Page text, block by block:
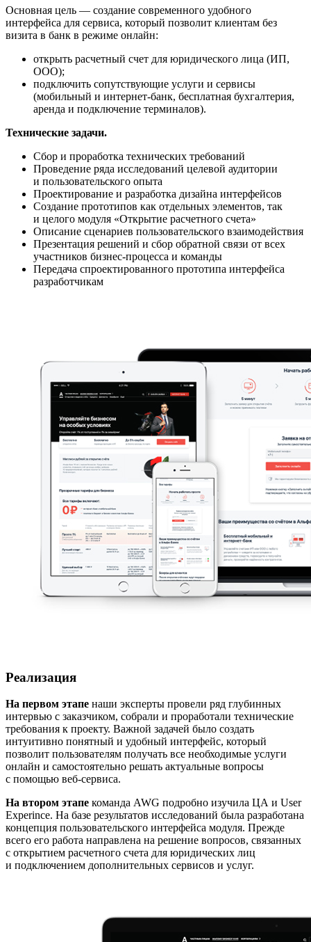
Основная цель — создание современного удобного
интерфейса для сервиса, который позволит клиентам без
визита в банк в режиме онлайн:
открыть расчетный счет для юридического лица (ИП,
ООО);
подключить сопутствующие услуги и сервисы
(мобильный и интернет-банк, бесплатная бухгалтерия,
аренда и подключение терминалов).
Технические задачи.
Сбор и проработка технических требований
Проведение ряда исследований целевой аудитории
и пользовательского опыта
Проектирование и разработка дизайна интерфейсов
Создание прототипов как отдельных элементов, так
и целого модуля «Открытие расчетного счета»
Описание сценариев пользовательского взаимодействия
Презентация решений и сбор обратной связи от всех
участников бизнес-процесса и команды
Передача спроектированного прототипа интерфейса
разработчикам
Реализация
На первом этапе наши эксперты провели ряд глубинных
интервью с заказчиком, собрали и проработали технические
требования к проекту. Важной задачей было создать
интуитивно понятный и удобный интерфейс, который
позволит пользователям получать все необходимые услуги
онлайн и самостоятельно решать актуальные вопросы
с помощью веб-сервиса.
На втором этапе команда AWG подробно изучила ЦА и User
Experince. На базе результатов исследований была разработана
концепция пользовательского интерфейса модуля. Прежде
всего его работа направлена на решение вопросов, связанных
с открытием расчетного счета для юридических лиц
и подключением дополнительных сервисов и услуг.